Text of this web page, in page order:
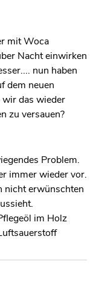
mit Woca
Nacht einwirken
nun haben
dem neuen
wir das wieder
zu versauen?
Problem.
immer wieder vor.
nicht erwünschten
im Holz
den Boden mit
frisch ist. Eine